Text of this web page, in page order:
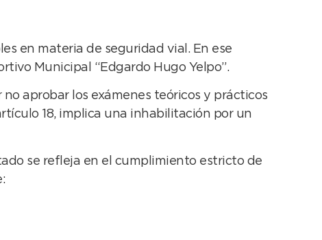
en materia de seguridad vial. En ese
Municipal “Edgardo Hugo Yelpo”.
aprobar los exámenes teóricos y prácticos
18, implica una inhabilitación por un
se refleja en el cumplimiento estricto de